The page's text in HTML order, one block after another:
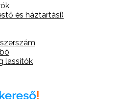
és háztartási)
lassítók